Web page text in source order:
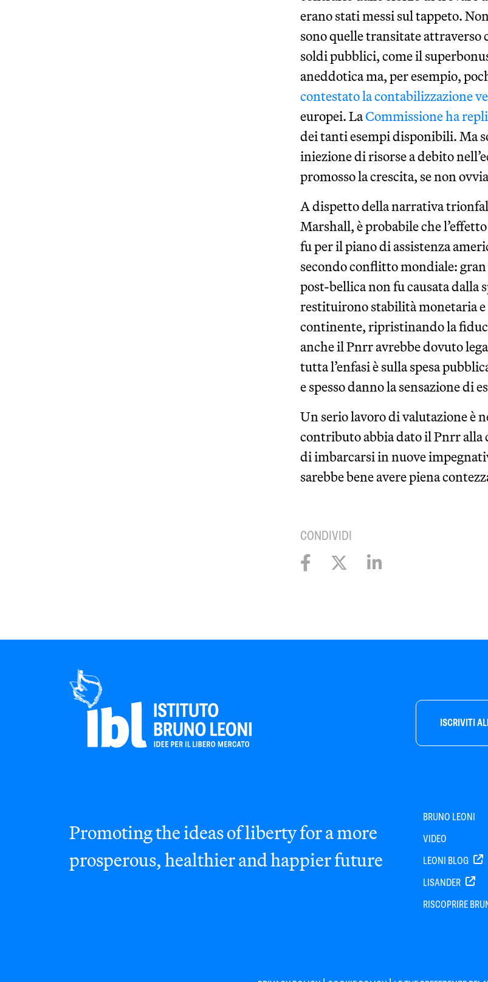
erano stati messi sul tappeto.
sono quelle transitate
soldi pubblici, come il
aneddotica ma, per esempio,
contestato la contabilizzazione
europei. LaCommissione ha
dei tanti esempi disponibili. Ma
iniezione di risorse a debito
promosso la crescita, se non
A dispetto della narrativa
Marshall, è probabile che
fu per il piano di assistenza
secondo conflitto mondiale:
post-bellica non fu causata dalla
restituirono stabilità monetaria
continente, ripristinando la
anche il Pnrr avrebbe dovuto
tutta l’enfasi è sulla spesa
e spesso danno la sensazione di
Un serio lavoro di valutazione è
contributo abbia dato il Pnrr alla
di imbarcarsi in nuove
sarebbe bene avere piena
CONDIVIDI
ISCRIVITI
Promoting the ideas of liberty for a more
prosperous, healthier and happier future
BRUNO LEONI
VIDEO
LEONI BLOG
LISANDER
RISCOPRIRE